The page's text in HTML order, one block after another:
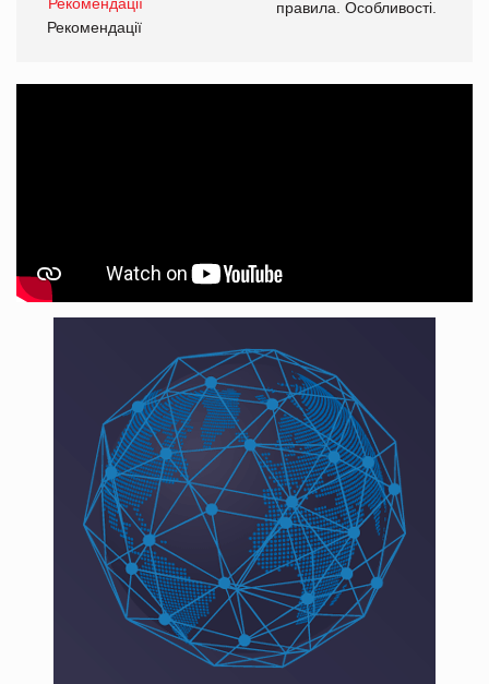
правила. Особливості.
Рекомендації